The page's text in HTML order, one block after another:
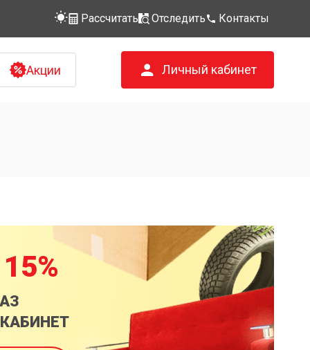
Рассчитать Отследить Контакты
Акции Личный кабинет